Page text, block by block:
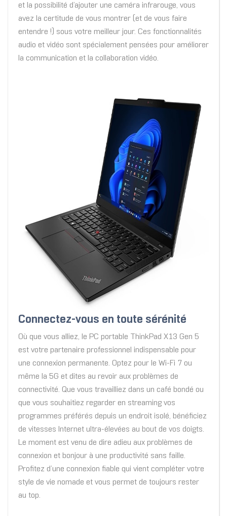
et la possibilité d’ajouter une caméra infrarouge, vous
avez la certitude de vous montrer (et de vous faire
entendre !) sous votre meilleur jour. Ces fonctionnalités
audio et vidéo sont spécialement pensées pour améliorer
la communication et la collaboration vidéo.
Connectez-vous en toute sérénité
Où que vous alliez, le PC portable ThinkPad X13 Gen 5
est votre partenaire professionnel indispensable pour
une connexion permanente. Optez pour le Wi-Fi 7 ou
même la 5G et dites au revoir aux problèmes de
connectivité. Que vous travailliez dans un café bondé ou
que vous souhaitiez regarder en streaming vos
programmes préférés depuis un endroit isolé, bénéficiez
de vitesses Internet ultra-élevées au bout de vos doigts.
Le moment est venu de dire adieu aux problèmes de
connexion et bonjour à une productivité sans faille.
Profitez d’une connexion fiable qui vient compléter votre
style de vie nomade et vous permet de toujours rester
au top.